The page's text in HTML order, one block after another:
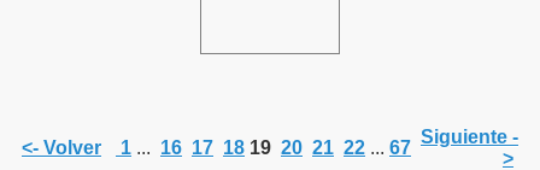
<- Volver 1 ... 16 17 18 19 20 21 22 ... 67
Siguiente -
>